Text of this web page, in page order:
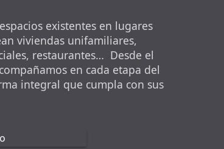
existentes en lugares
viviendas unifamiliares,
restaurantes… Desde el
en cada etapa del
integral que cumpla con sus